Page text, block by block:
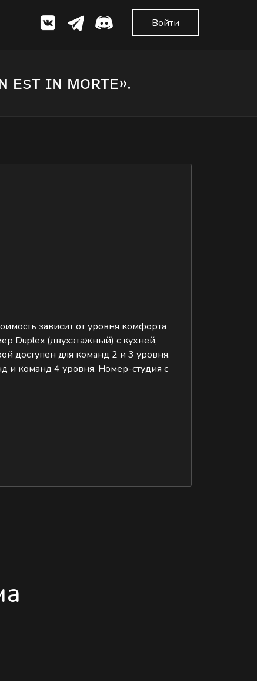
Войти
ɪɴ ᴍᴏʀᴛᴇ».
зависит от уровня комфорта
Duplex (двухэтажный) с кухней,
доступен для команд 2 и 3 уровня.
и команд 4 уровня. Номер-студия с